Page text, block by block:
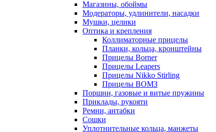
Магазины, обоймы
Модераторы, удлинители, насадки
Мушки, целики
Оптика и крепления
Коллиматорные прицелы
Планки, кольца, кронштейны
Прицелы Borner
Прицелы Leapers
Прицелы Nikko Stirling
Прицелы ВОМЗ
Поршни, газовые и витые пружины
Приклады, рукояти
Ремни, антабки
Сошки
Уплотнительные кольца, манжеты